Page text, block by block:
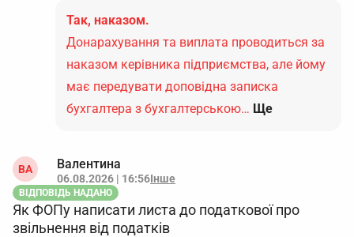
Так, наказом.
Донарахування та виплата проводиться за
наказом керівника підприємства, але йому
має передувати доповідна записка
бухгалтера з бухгалтерською… Ще
ВА Валентина
06.08.2026 | 16:56Інше
ВІДПОВІДЬ НАДАНО
Як ФОПу написати листа до податкової про
звільнення від податків